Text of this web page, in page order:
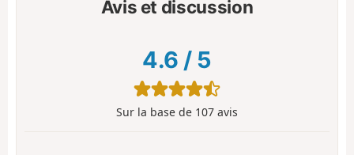
Avis et discussion
4.6 / 5
Sur la base de 107 avis